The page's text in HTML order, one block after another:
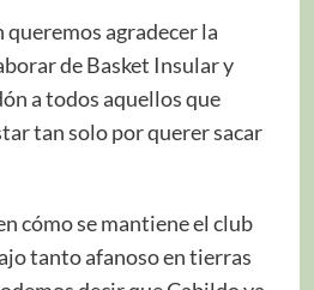
queremos agradecer la
de Basket Insular y
a todos aquellos que
tan solo por querer sacar
cómo se mantiene el club
tanto afanoso en tierras